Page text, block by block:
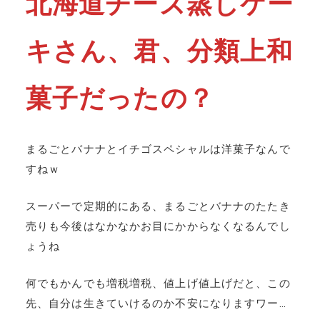
キさん、君、分類上和
菓子だったの？
まるごとバナナとイチゴスペシャルは洋菓子なんで
すねｗ
スーパーで定期的にある、まるごとバナナのたたき
売りも今後はなかなかお目にかからなくなるんでし
ょうね
何でもかんでも増税増税、値上げ値上げだと、この
先、自分は生きていけるのか不安になりますワー…